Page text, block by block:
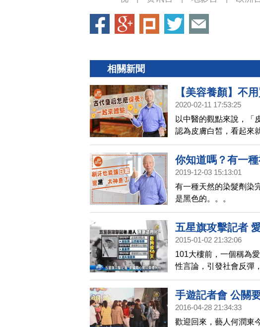
相關新聞
【美容養顏】不
級的護膚美容法
文開講02
2020-02-11 17:53:25
以中醫的觀點來說，「
認為皮膚白皙，看起來
的寵愛，也十分注重身
光白如素」。
你知道嗎？有一
後還能長出黑髮｜
2019-12-03 15:13:01
有一種天然的染髮劑染
是黑色的。。。
五星旗攻擊記者
2015-01-02 21:32:06
101大樓前，一個稱為
性言論，引發社會反彈
察、採訪，卻遭到同心
記者手機，去年，檢方
決，判處愛國同心會成
手遊記者會 公關
2016-04-28 21:34:33
歡迎回來，藝人何潤東